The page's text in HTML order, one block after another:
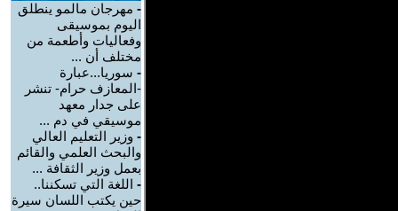
- مهرجان مالمو ينطلق
اليوم بموسيقى
وفعاليات وأطعمة من
مختلف أن ...
- سوريا...عبارة
-المعازف حرام- تنشر
على جدار معهد
موسيقي في دم ...
- وزير التعليم العالي
والبحث العلمي والقائم
بعمل وزير الثقافة ...
- اللغة التي تسكننا..
حين يكتب اللسان سيرة